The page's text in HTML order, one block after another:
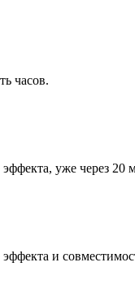
часов.
уже через 20
и